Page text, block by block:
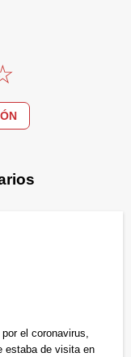
el coronavirus,
estaba de visita en